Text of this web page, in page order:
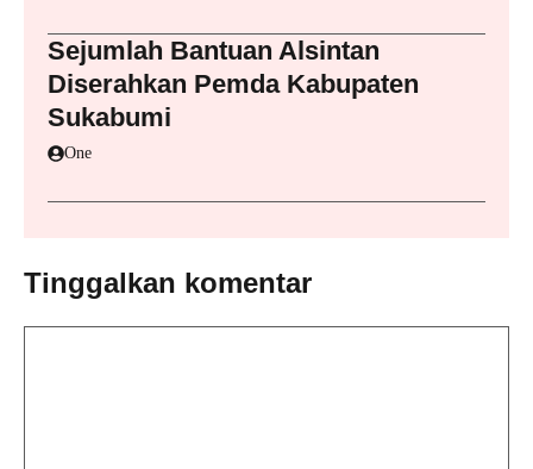
Sejumlah Bantuan Alsintan
Diserahkan Pemda Kabupaten
Sukabumi
One
Tinggalkan komentar